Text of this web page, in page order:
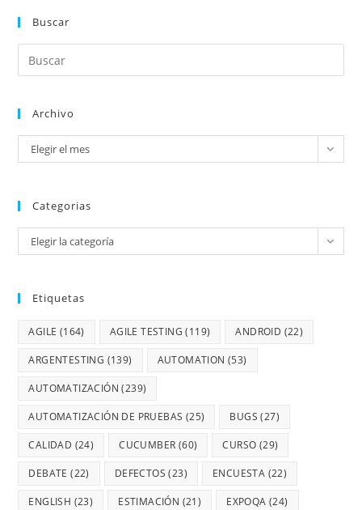
Buscar
Archivo
Elegir el mes
Categorias
Elegir la categoría
Etiquetas
AGILE (164) AGILE TESTING (119) ANDROID (22)
ARGENTESTING (139) AUTOMATION (53)
AUTOMATIZACIÓN (239)
AUTOMATIZACIÓN DE PRUEBAS (25) BUGS (27)
CALIDAD (24) CUCUMBER (60) CURSO (29)
DEBATE (22) DEFECTOS (23) ENCUESTA (22)
ENGLISH (23) ESTIMACIÓN (21) EXPOQA (24)